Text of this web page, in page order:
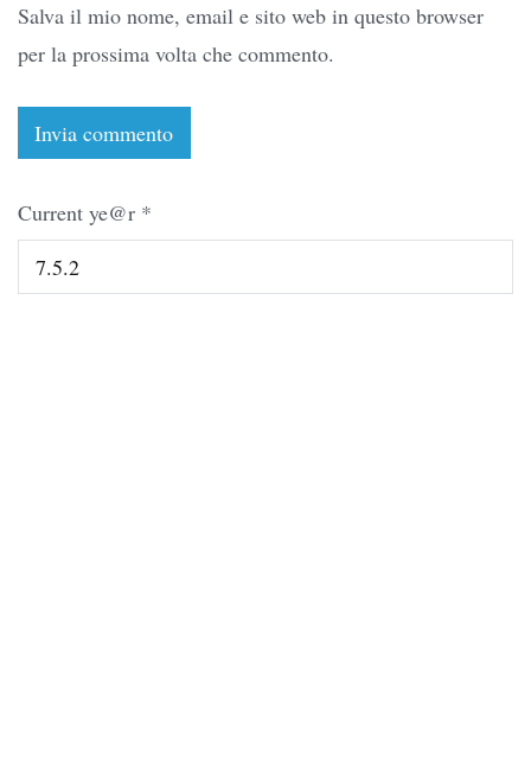
Salva il mio nome, email e sito web in questo browser
per la prossima volta che commento.
Current ye@r *